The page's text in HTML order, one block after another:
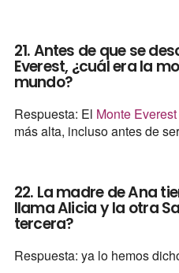
21. Antes de que se
Everest, ¿cuál era la
mundo?
Respuesta: El Monte Everest
más alta, incluso antes de
22. La madre de Ana
llama Alicia y la otra
tercera?
Respuesta: ya lo hemos